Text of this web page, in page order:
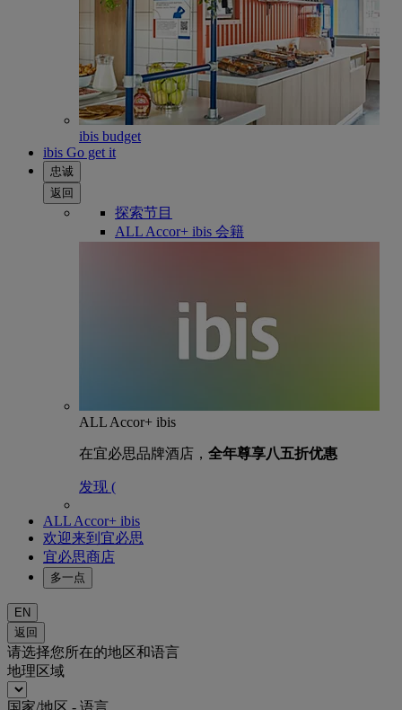
ibis budget
ibis Go get it
忠诚
返回
探索节目
ALL Accor+ ibis 会籍
ALL Accor+ ibis
在宜必思品牌酒店， 全年尊享八五折优惠
发现 (
ALL Accor+ ibis
欢迎来到宜必思
宜必思商店
多一点
EN
返回
请选择您所在的地区和语言
地理区域
国家/地区 - 语言